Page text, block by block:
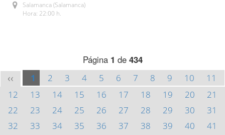
Salamanca (Salamanca)
Hora: 22:00 h.
Página 1 de 434
<< 1 2 3 4 5 6 7 8 9 10
11
12
13 14 15 16 17 18 19 20
21
22
23 24 25 26 27 28 29 30
31
32
33 34 35 36 37 38 39 40
41